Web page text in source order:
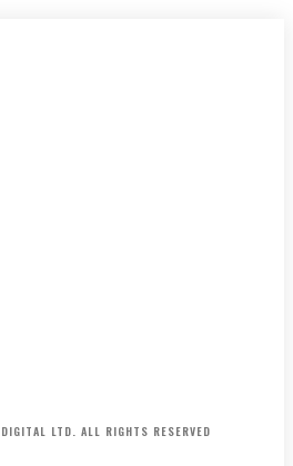
LTD. ALL RIGHTS RESERVED